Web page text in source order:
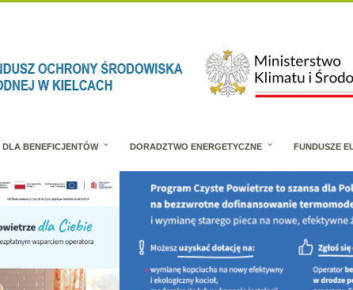
DLA BENEFICJENTÓW DORADZTWO ENERGETYCZNE FUNDUSZE